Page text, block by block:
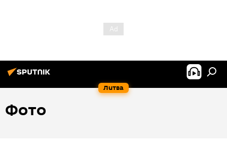
Литва
Фото